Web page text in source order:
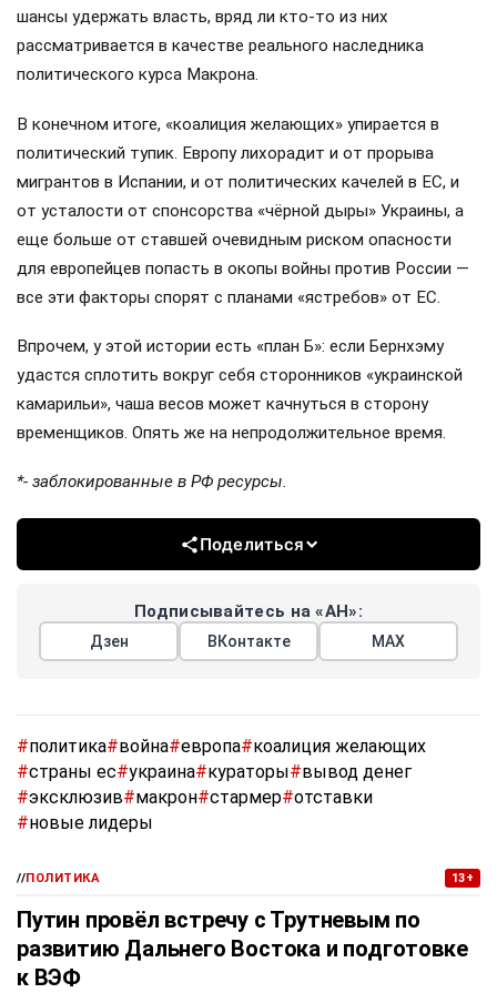
шансы удержать власть, вряд ли кто-то из них
рассматривается в качестве реального наследника
политического курса Макрона.
В конечном итоге, «коалиция желающих» упирается в
политический тупик. Европу лихорадит и от прорыва
мигрантов в Испании, и от политических качелей в ЕС, и
от усталости от спонсорства «чёрной дыры» Украины, а
еще больше от ставшей очевидным риском опасности
для европейцев попасть в окопы войны против России —
все эти факторы спорят с планами «ястребов» от ЕС.
Впрочем, у этой истории есть «план Б»: если Бернхэму
удастся сплотить вокруг себя сторонников «украинской
камарильи», чаша весов может качнуться в сторону
временщиков. Опять же на непродолжительное время.
*- заблокированные в РФ ресурсы.
Поделиться
Подписывайтесь на «АН»:
Дзен ВКонтакте МАХ
#политика#война#европа#коалиция желающих
#страны ес#украина#кураторы#вывод денег
#эксклюзив#макрон#стармер#отставки
#новые лидеры
//ПОЛИТИКА 13+
Путин провёл встречу с Трутневым по
развитию Дальнего Востока и подготовке
к ВЭФ